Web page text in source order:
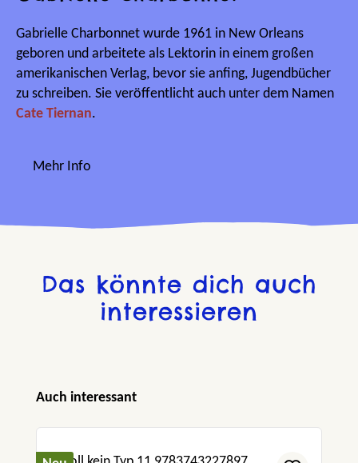
Gabrielle Charbonnet wurde 1961 in New Orleans
geboren und arbeitete als Lektorin in einem großen
amerikanischen Verlag, bevor sie anfing, Jugendbücher
zu schreiben. Sie veröffentlicht auch unter dem Namen
Cate Tiernan.
Mehr Info
Das könnte dich auch
interessieren
Produktgalerie überspringen
Auch interessant